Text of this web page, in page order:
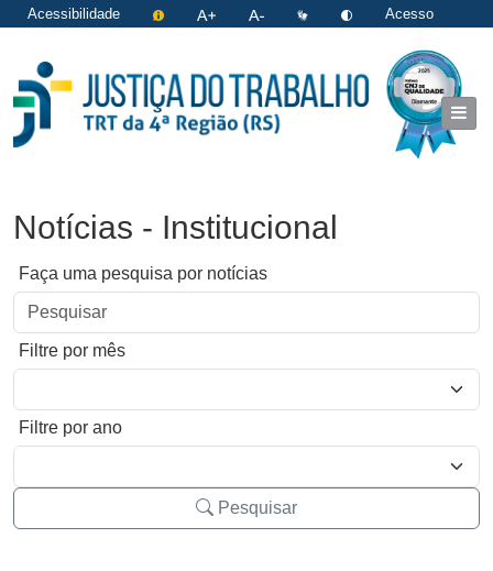
Acessibilidade
Acesso
Notícias - Institucional
Faça uma pesquisa por notícias
Filtre por mês
Filtre por ano
Pesquisar